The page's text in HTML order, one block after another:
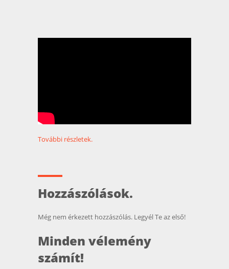
További részletek.
Hozzászólások.
Még nem érkezett hozzászólás. Legyél Te az első!
Minden vélemény
számít!